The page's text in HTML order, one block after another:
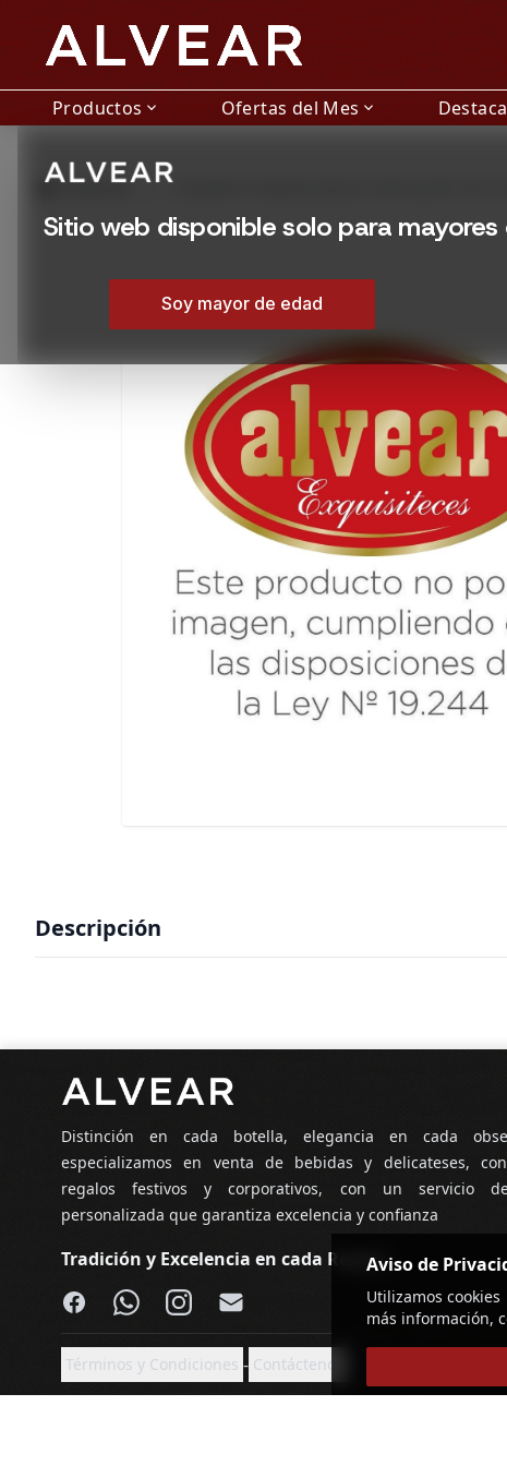
Productos expand_more Ofertas del Mes expand_more
Sitio web disponible solo para
Soy mayor de edad
grid_view Productos CIGARROS HANDELSGOLD CHOCOLATE TIP 5
Descripción
Aviso de
Utilizamos
más información,
Distinción en cada botella, elegancia en cada
especializamos en venta de bebidas y delicateses,
regalos festivos y corporativos, con un servicio
personalizada que garantiza excelencia y confianza
Tradición y Excelencia en cada Regalo
Facebook
WhatsApp
Instagram
Email
Términos y Condiciones - Contáctenos